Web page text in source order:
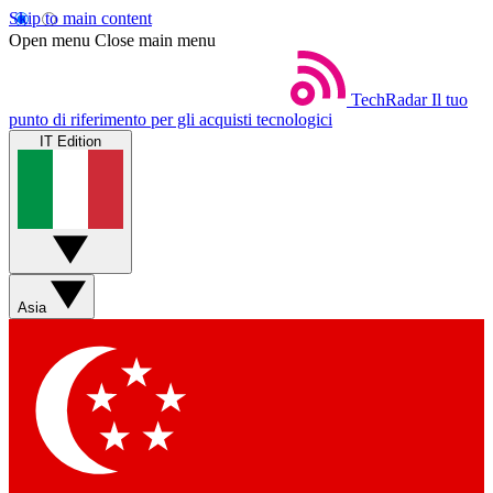
Skip to main content
Open menu Close main menu
TechRadar Il tuo
punto di riferimento per gli acquisti tecnologici
IT Edition
Asia